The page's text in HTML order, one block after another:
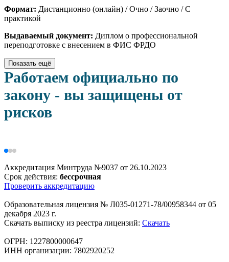
Формат: Дистанционно (онлайн) / Очно / Заочно / С
практикой
Выдаваемый документ: Диплом о профессиональной
переподготовке с внесением в ФИС ФРДО
Показать ещё
Работаем официально по
закону - вы защищены от
рисков
Аккредитация Минтруда №9037 от 26.10.2023
Срок действия: бессрочная
Проверить аккредитацию
Образовательная лицензия № Л035-01271-78/00958344 от 05
декабря 2023 г.
Скачать выписку из реестра лицензий: Скачать
ОГРН: 1227800000647
ИНН организации: 7802920252